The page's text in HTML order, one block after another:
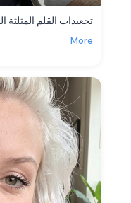
تجعيدات القلم المثلثة
More